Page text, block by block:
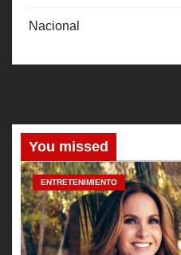
Nacional
You missed
ENTRETENIMIENTO